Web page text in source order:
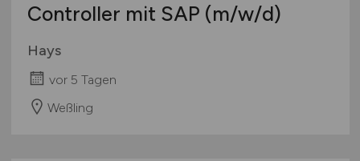
Controller mit SAP (m/w/d)
Hays
vor 5 Tagen
Weßling